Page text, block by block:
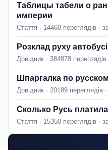
Таблицы табели о
империи
Стаття · 14460 переглядів ·
Розклад руху
Довідник · 384878
Шпаргалка по
Довідник · 20189 переглядів
Сколько Русь
Стаття · 15350 переглядів ·